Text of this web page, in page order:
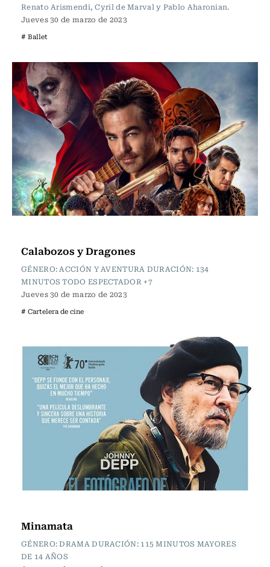
Renato Arismendi, Cyril de Marval y Pablo Aharonian.
Jueves 30 de marzo de 2023
# Ballet
Calabozos y Dragones
GÉNERO: ACCIÓN Y AVENTURA DURACIÓN: 134
MINUTOS TODO ESPECTADOR +7
Jueves 30 de marzo de 2023
# Cartelera de cine
Minamata
GÉNERO: DRAMA DURACIÓN: 115 MINUTOS MAYORES
DE 14 AÑOS